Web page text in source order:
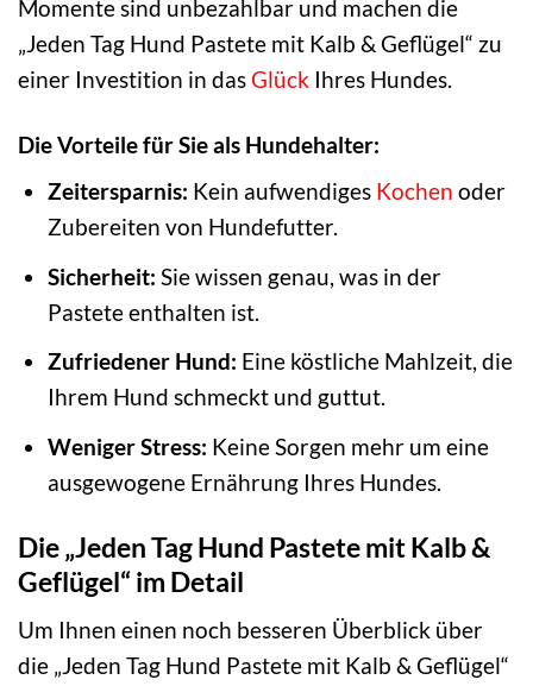
Momente sind unbezahlbar und machen die
„Jeden Tag Hund Pastete mit Kalb & Geflügel“ zu
einer Investition in dasGlück Ihres Hundes.
Die Vorteile für Sie als Hundehalter:
Zeitersparnis: Kein aufwendiges Kochen oder
Zubereiten von Hundefutter.
Sicherheit: Sie wissen genau, was in der
Pastete enthalten ist.
Zufriedener Hund: Eine köstliche Mahlzeit, die
Ihrem Hund schmeckt und guttut.
Weniger Stress: Keine Sorgen mehr um eine
ausgewogene Ernährung Ihres Hundes.
Die „Jeden Tag Hund Pastete mit Kalb &
Geflügel“ im Detail
Um Ihnen einen noch besseren Überblick über
die „Jeden Tag Hund Pastete mit Kalb & Geflügel“